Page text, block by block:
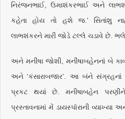
નિરંજનભાઈ, ઉમાશંકરભાઈ અને
કહેતા હોય તો હશે જ.’ સિતાંશુ
લાભશંકરને મારી જોડે ટલ્લે ચડાવે છે. ભલે
અને મનીષા જોશી, મનીષાબહેનનાં બે
અને ‘કંસારાબજાર’. આ બંને સંગ્રહનાં
પ્રકટ થયાં છે. મનીષાબહેન
પ્રસ્તાવનામાં મેં ડાયસ્પૉરાની વ્યાખ્યા